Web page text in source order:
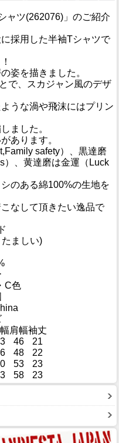
ャツ(262076)」のご紹介
採用した半袖Tシャツで
姿を描きました。
で、スカジャン風のデザ
うな渦や飛沫にはプリン
ました。
あります。
safety）、黒達磨
）、黄達磨は金運（Luck
のある綿100%の生地を
なして頂きたい逸品で
ましい)
C色
肩幅袖丈
46
21
48
22
53
23
58 23